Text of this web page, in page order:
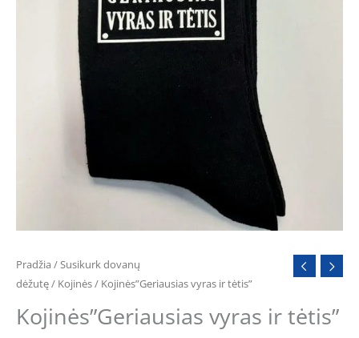
Pradžia / Susikurk dovanų
dėžutę/ Kojinės/ Kojinės”Geriausias vyras ir tėtis”
Kojinės”Geriausias vyras ir tėtis”